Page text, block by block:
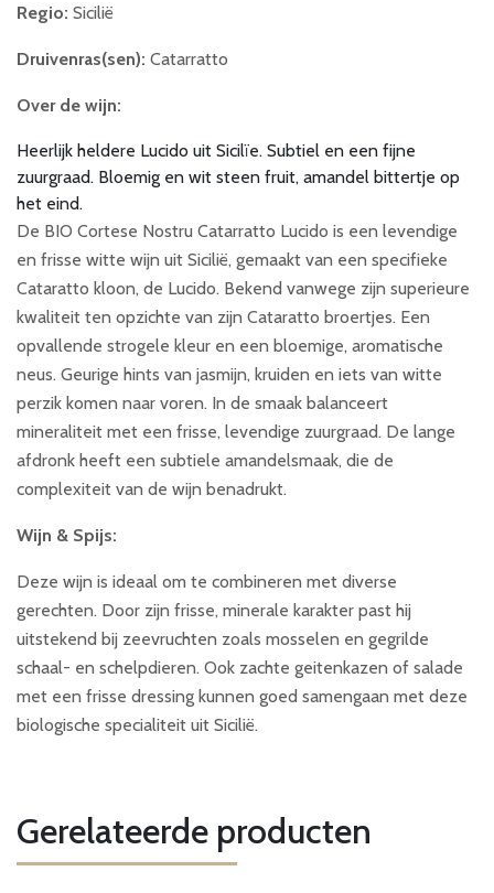
Regio: Sicilië
Druivenras(sen): Catarratto
Over de wijn:
Heerlijk heldere Lucido uit Sicilïe. Subtiel en een fijne
zuurgraad. Bloemig en wit steen fruit, amandel bittertje op
het eind.
De BIO Cortese Nostru Catarratto Lucido is een levendige
en frisse witte wijn uit Sicilië, gemaakt van een specifieke
Cataratto kloon, de Lucido. Bekend vanwege zijn superieure
kwaliteit ten opzichte van zijn Cataratto broertjes. Een
opvallende strogele kleur en een bloemige, aromatische
neus. Geurige hints van jasmijn, kruiden en iets van witte
perzik komen naar voren. In de smaak balanceert
mineraliteit met een frisse, levendige zuurgraad. De lange
afdronk heeft een subtiele amandelsmaak, die de
complexiteit van de wijn benadrukt.
Wijn & Spijs:
Deze wijn is ideaal om te combineren met diverse
gerechten. Door zijn frisse, minerale karakter past hij
uitstekend bij zeevruchten zoals mosselen en gegrilde
schaal- en schelpdieren. Ook zachte geitenkazen of salade
met een frisse dressing kunnen goed samengaan met deze
biologische specialiteit uit Sicilië.
Gerelateerde producten